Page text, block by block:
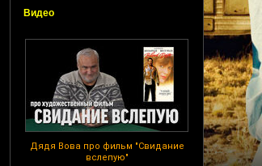
Видео
Дядя Вова про фильм "Свидание
вслепую"